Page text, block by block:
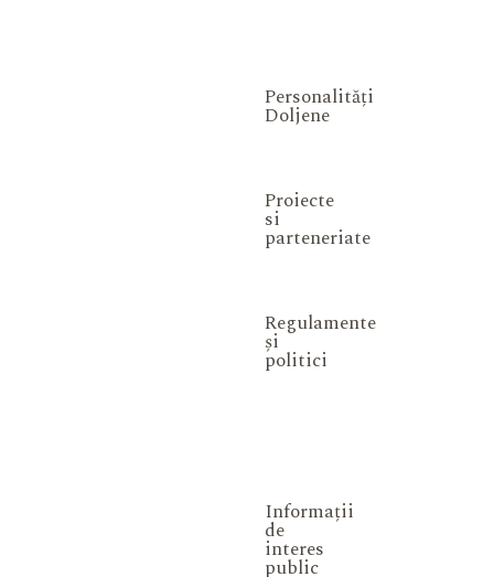
Personalități
Doljene
Proiecte
si
parteneriate
Regulamente
și
politici
Informații
de
interes
public